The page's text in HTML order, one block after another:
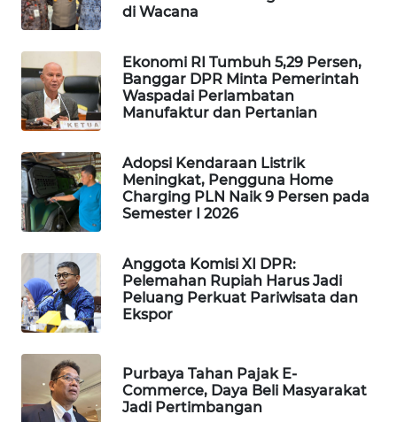
di Wacana
Ekonomi RI Tumbuh 5,29 Persen,
Banggar DPR Minta Pemerintah
Waspadai Perlambatan
Manufaktur dan Pertanian
Adopsi Kendaraan Listrik
Meningkat, Pengguna Home
Charging PLN Naik 9 Persen pada
Semester I 2026
Anggota Komisi XI DPR:
Pelemahan Rupiah Harus Jadi
Peluang Perkuat Pariwisata dan
Ekspor
Purbaya Tahan Pajak E-
Commerce, Daya Beli Masyarakat
Jadi Pertimbangan
WAHANA
SPORT
WAHANA
UMKM
WAHANA
SELEB
PERSONA
WAHANA
OTOMOTIF
WAHANA
HEALTH